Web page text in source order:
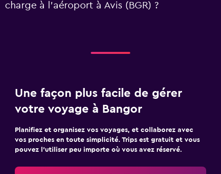
charge à l’aéroport à Avis (BGR) ?
Une façon plus facile de gérer
votre voyage à Bangor
Planifiez et organisez vos voyages, et collaborez avec
vos proches en toute simplicité. Trips est gratuit et vous
pouvez l’utiliser peu importe où vous avez réservé.